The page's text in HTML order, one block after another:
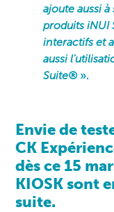
ajoute aussi à
produits iNUI
interactifs et
aussi
Suite®».
Envie de
CK
dès ce 15
KIOSK sont
suite.